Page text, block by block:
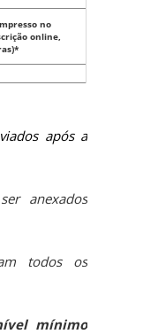
no
online,
após a
anexados
todos os
mínimo